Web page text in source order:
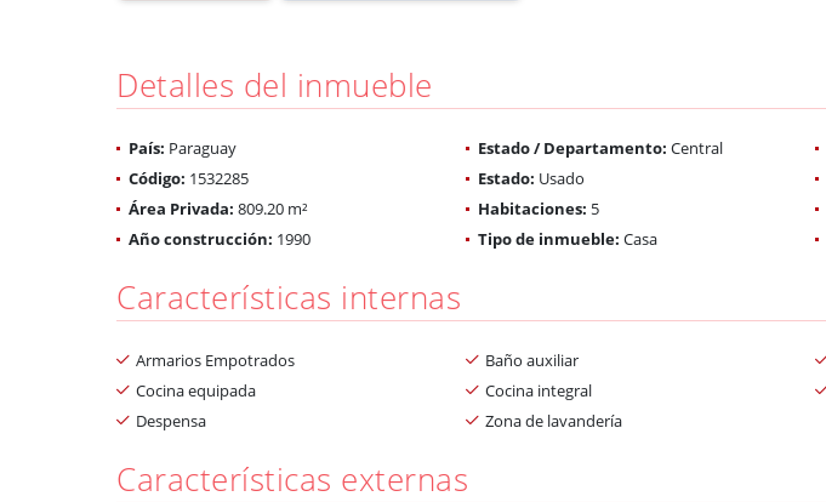
Detalles del inmueble
País: Paraguay Estado / Departamento: Central
Código: 1532285 Estado: Usado
Área Privada: 809.20 m² Habitaciones: 5
Año construcción: 1990 Tipo de inmueble: Casa
Características internas
Armarios Empotrados Baño auxiliar
Cocina equipada
Cocina integral
Despensa
Zona de lavandería
Características externas